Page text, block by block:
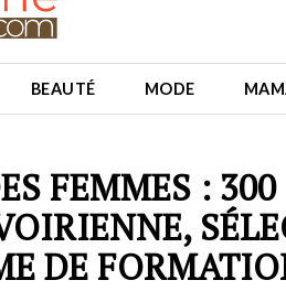
BEAUTÉ MODE
FEMMES : 300
DE